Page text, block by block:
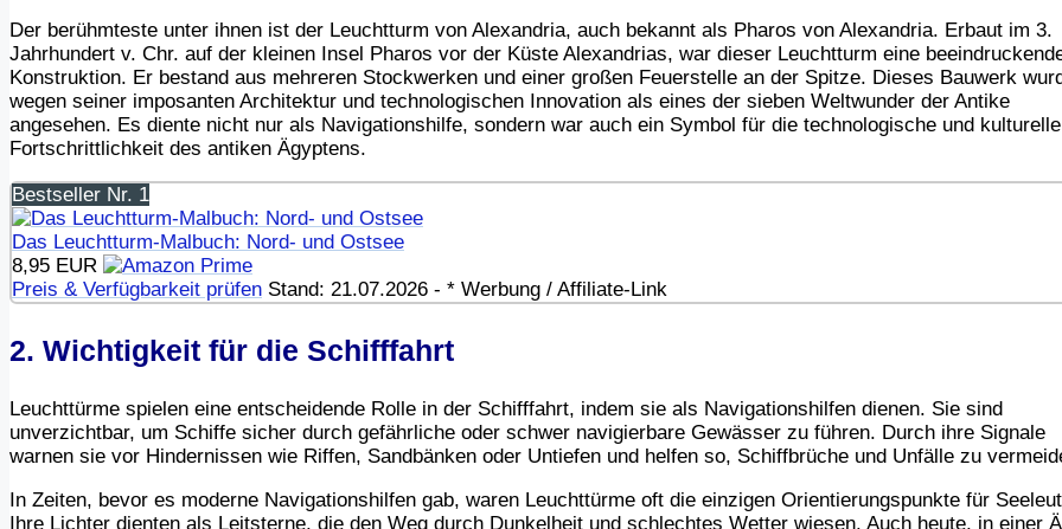
Der berühmteste unter ihnen ist der Leuchtturm von Alexandria, auch bekannt als Pharos von Alexandria. Erbaut im 3.
Jahrhundert v. Chr. auf der kleinen Insel Pharos vor der Küste Alexandrias, war dieser Leuchtturm eine
Konstruktion. Er bestand aus mehreren Stockwerken und einer großen Feuerstelle an der Spitze. Dieses Bauwerk
wegen seiner imposanten Architektur und technologischen Innovation als eines der sieben Weltwunder der Antike
angesehen. Es diente nicht nur als Navigationshilfe, sondern war auch ein Symbol für die technologische und kulturelle
Fortschrittlichkeit des antiken Ägyptens.
Bestseller Nr. 1
Das Leuchtturm-Malbuch: Nord- und Ostsee
8,95 EUR
Preis & Verfügbarkeit prüfen Stand: 21.07.2026 - * Werbung / Affiliate-Link
2. Wichtigkeit für die Schifffahrt
Leuchttürme spielen eine entscheidende Rolle in der Schifffahrt, indem sie als Navigationshilfen dienen. Sie sind
unverzichtbar, um Schiffe sicher durch gefährliche oder schwer navigierbare Gewässer zu führen. Durch ihre Signale
warnen sie vor Hindernissen wie Riffen, Sandbänken oder Untiefen und helfen so, Schiffbrüche und Unfälle zu
In Zeiten, bevor es moderne Navigationshilfen gab, waren Leuchttürme oft die einzigen Orientierungspunkte für
Ihre Lichter dienten als Leitsterne, die den Weg durch Dunkelheit und schlechtes Wetter wiesen. Auch heute, in einer